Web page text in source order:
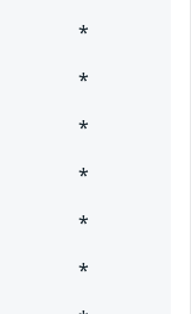
*
*
*
*
*
*